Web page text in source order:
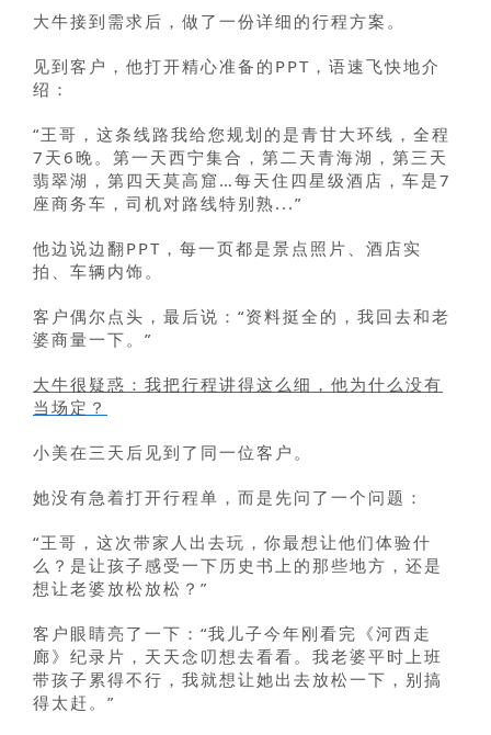
大牛接到需求后，做了一份详细的行程方案。
见到客户，他打开精心准备的PPT，语速飞快地介
绍：
“王哥，这条线路我给您规划的是青甘大环线，全程
7天6晚。第一天西宁集合，第二天青海湖，第三天
翡翠湖，第四天莫高窟…每天住四星级酒店，车是7
座商务车，司机对路线特别熟...”
他边说边翻PPT，每一页都是景点照片、酒店实
拍、车辆内饰。
客户偶尔点头，最后说：“资料挺全的，我回去和老
婆商量一下。”
大牛很疑惑：我把行程讲得这么细，他为什么没有
当场定？
小美在三天后见到了同一位客户。
她没有急着打开行程单，而是先问了一个问题：
“王哥，这次带家人出去玩，你最想让他们体验什
么？是让孩子感受一下历史书上的那些地方，还是
想让老婆放松放松？”
客户眼睛亮了一下：“我儿子今年刚看完《河西走
廊》纪录片，天天念叨想去看看。我老婆平时上班
带孩子累得不行，我就想让她出去放松一下，别搞
得太赶。”